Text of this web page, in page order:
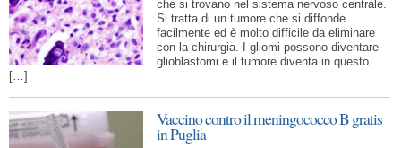
che si trovano nel sistema nervoso centrale.
Si tratta di un tumore che si diffonde
facilmente ed è molto difficile da eliminare
con la chirurgia. I gliomi possono diventare
glioblastomi e il tumore diventa in questo
[…]
Vaccino contro il meningococco B gratis
in Puglia